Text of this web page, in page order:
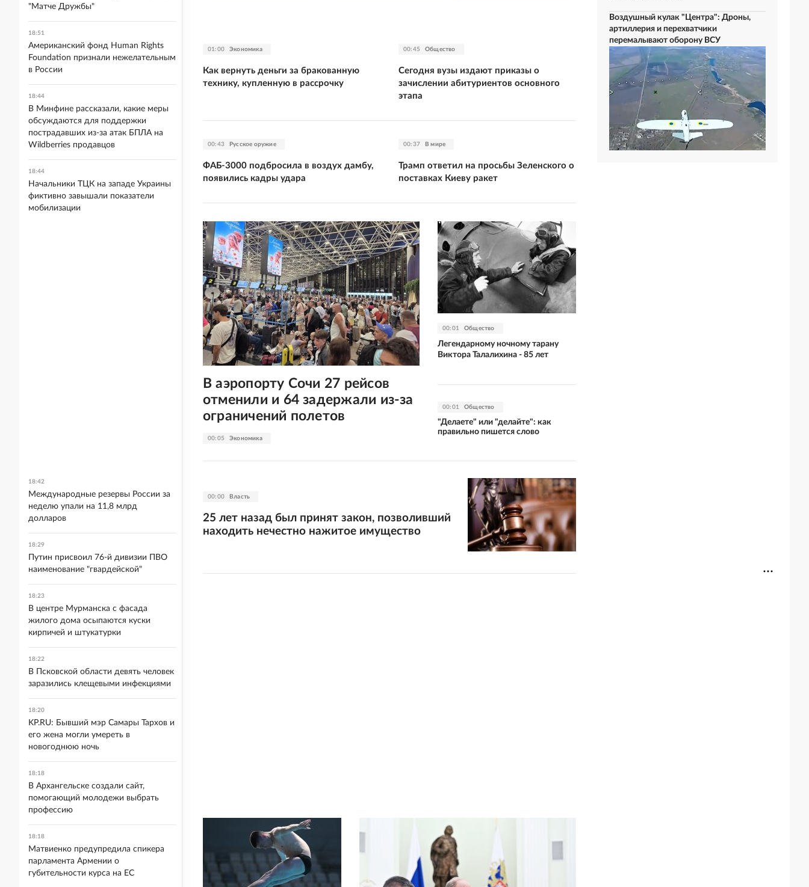
01:00 Экономика
Как вернуть деньги за бракованную
технику, купленную в рассрочку
00:45 Общество
Сегодня вузы издают приказы о
зачислении абитуриентов основного
этапа
00:43 Русское оружие
ФАБ-3000 подбросила в воздух дамбу,
появились кадры удара
00:37 В мире
Трамп ответил на просьбы Зеленского о
поставках Киеву ракет
00:05 Экономика
В аэропорту Сочи 27 рейсов
отменили и 64 задержали из-за
ограничений полетов
00:01 Общество
Легендарному ночному тарану
Виктора Талалихина - 85 лет
00:01 Общество
"Делаете" или "делайте": как
правильно пишется слово
00:00 Власть
25 лет назад был принят закон, позволивший
находить нечестно нажитое имущество
Воздушный кулак "Центра": Дроны,
артиллерия и перехватчики
перемалывают оборону ВСУ
"Матче Дружбы"
18:51
Американский фонд Human Rights
Foundation признали нежелательным
в России
18:44
В Минфине рассказали, какие меры
обсуждаются для поддержки
пострадавших из-за атак БПЛА на
Wildberries продавцов
18:44
Начальники ТЦК на западе Украины
фиктивно завышали показатели
мобилизации
18:42
Международные резервы России за
неделю упали на 11,8 млрд
долларов
18:29
Путин присвоил 76-й дивизии ПВО
наименование "гвардейской"
18:23
В центре Мурманска с фасада
жилого дома осыпаются куски
кирпичей и штукатурки
18:22
В Псковской области девять человек
заразились клещевыми инфекциями
18:20
KP.RU: Бывший мэр Самары Тархов и
его жена могли умереть в
новогоднюю ночь
18:18
В Архангельске создали сайт,
помогающий молодежи выбрать
профессию
18:18
Матвиенко предупредила спикера
парламента Армении о
губительности курса на ЕС